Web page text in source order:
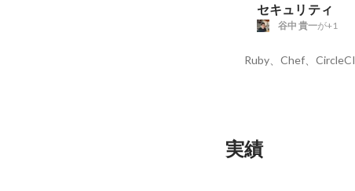
セキュリティ
谷中 貴一が+1
Ruby、Chef、CircleCI
実績